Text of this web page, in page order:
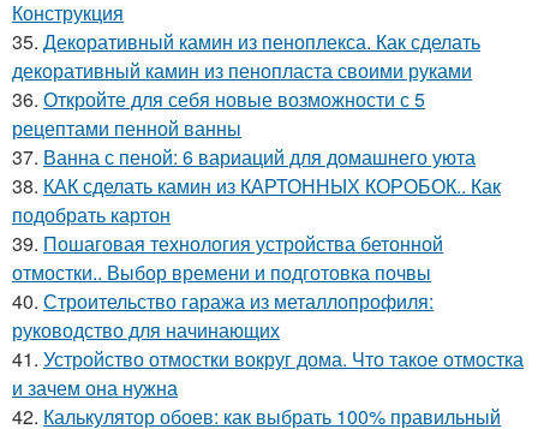
Конструкция
35. Декоративный камин из пеноплекса. Как сделать
декоративный камин из пенопласта своими руками
36. Откройте для себя новые возможности с 5
рецептами пенной ванны
37. Ванна с пеной: 6 вариаций для домашнего уюта
38. КАК сделать камин из КАРТОННЫХ КОРОБОК.. Как
подобрать картон
39. Пошаговая технология устройства бетонной
отмостки.. Выбор времени и подготовка почвы
40. Строительство гаража из металлопрофиля:
руководство для начинающих
41. Устройство отмостки вокруг дома. Что такое отмостка
и зачем она нужна
42. Калькулятор обоев: как выбрать 100% правильный